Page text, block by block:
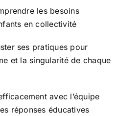
les besoins
en collectivité
ses pratiques pour
et la singularité de chaque
avec l’équipe
réponses éducatives